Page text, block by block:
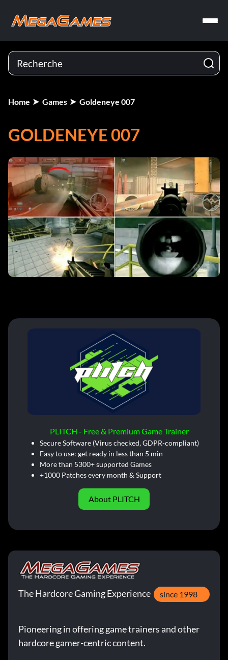
Home Games Goldeneye 007
GOLDENEYE 007
PLITCH - Free & Premium Game Trainer
Secure Software (Virus checked, GDPR-compliant)
Easy to use: get ready in less than 5 min
More than 5300+ supported Games
+1000 Patches every month & Support
About PLITCH
The Hardcore Gaming Experience since 1998
Pioneering in offering game trainers and other
hardcore gamer-centric content.